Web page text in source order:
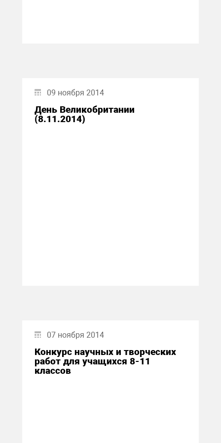
09 ноября 2014
День Великобритании
(8.11.2014)
07 ноября 2014
Конкурс научных и творческих
работ для учащихся 8-11
классов